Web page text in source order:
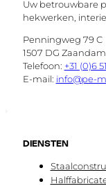
Uw betrouwbare
hekwerken,
Penningweg 79 C
1507 DG Zaandam
Telefoon: +31 (0)6
E-mail: info@pe-
DIENSTEN